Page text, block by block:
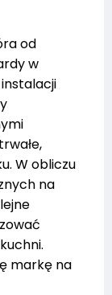
od
w
W obliczu
na
markę na